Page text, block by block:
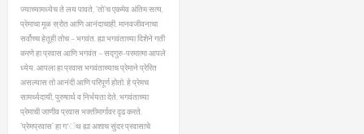
ज्याच्यामध्येच ते लय पावते, ‘तो’च एकमेव अंतिम सत्य,
प्रेमाचा मूळ स्रोत आणि आनंदाचाही. मानवजीवनाचा
सर्वोच्च हेतूही तोच – भगवंत. ह्या भगवंताच्या दिशेने गती
करणे हा प्रवास आणि भगवंत – सद्गुरु-परमात्मा आपले
ध्येय. आपला हा प्रवास भगवंताच्याच प्रेमाने प्रेरित
असल्यास तो आनंदी आणि परिपूर्ण होतो. हे प्रेमच
सामर्थ्यदायी, पुरुषार्थ व निर्भयता देते. भगवंताच्या
प्रेमाची जाणीव प्रवास भक्तीमार्गावर दृढ करते.
‘प्रेमप्रवास’ हा ग‘ंथ ह्या अशाच सुंदर प्रवासाचे